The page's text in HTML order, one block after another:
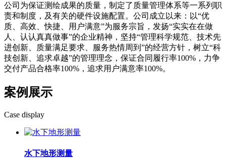
公司为保证测绘成果的质量，制定了质量管理体系等一系列职
责和制度，及有关的硬件设施配置。公司成立以来：以“优
质、高效、快捷、用户满意”为服务宗旨，发扬“实实在在做
人、认认真真做事”的企业精神，坚持“管理科学规范、技术先
进创新、质量满足要求、服务热情周到”的经营方针，树立“科
技创新、追求卓越”的管理理念，保证合同履行率100%，力争
交付产品合格率100%，追求用户满意率100%。
案例展示
Case display
水下地形测量